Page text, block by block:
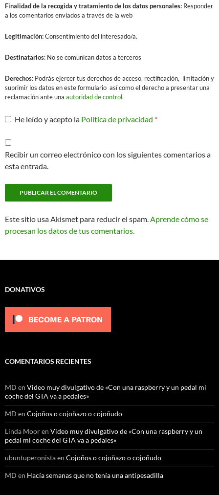
Finalidadde la recogida y tratamiento de los datos personales: Responder
a los comentarios enviados a través de la web
Legitimación:Consentimiento del interesado/a.
Destinatarios: No se comunican datos a terceros
Derechos: Podrás ejercer tus derechos de acceso, rectificación, limitación y
suprimir los datos en este formulario así como el derecho a presentar una
reclamación ante una autoridad de control.
He leído y acepto la Política de privacidad *
Recibir un correo electrónico con los siguientes comentarios a
esta entrada.
Este sitio usa Akismet para reducir el spam.Aprende cómo se
procesan los datos de tus comentarios.
DONATIVOS
COMENTARIOS RECIENTES
MD en Video muy divulgativo de «Con una raspberry y un pedal mi
coche del GTA va a pedales»
MD en Cojoños o cojoñazo o cojoñudo
Linda Mooren Video muy divulgativo de «Con una raspberry y un
pedal mi coche del GTA va a pedales»
ubuntuperonistaen Cojoños o cojoñazo o cojoñudo
MD en Hacía semanas que no tenía una antipesadilla